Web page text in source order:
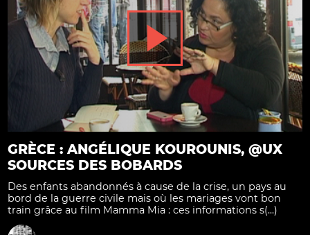
GRÈCE : ANGÉLIQUE KOUROUNIS, @UX
SOURCES DES BOBARDS
Des enfants abandonnés à cause de la crise, un pays au
bord de la guerre civile mais où les mariages vont bon
train grâce au film Mamma Mia : ces informations s(...)